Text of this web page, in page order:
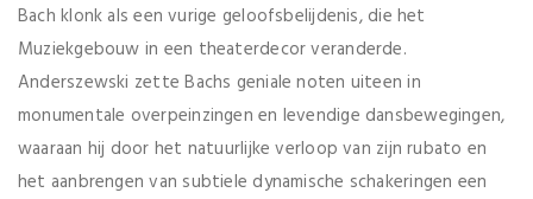
Bach klonk als een vurige geloofsbelijdenis, die het
Muziekgebouw in een theaterdecor veranderde.
Anderszewski zette Bachs geniale noten uiteen in
monumentale overpeinzingen en levendige dansbewegingen,
waaraan hij door het natuurlijke verloop van zijn rubato en
het aanbrengen van subtiele dynamische schakeringen een